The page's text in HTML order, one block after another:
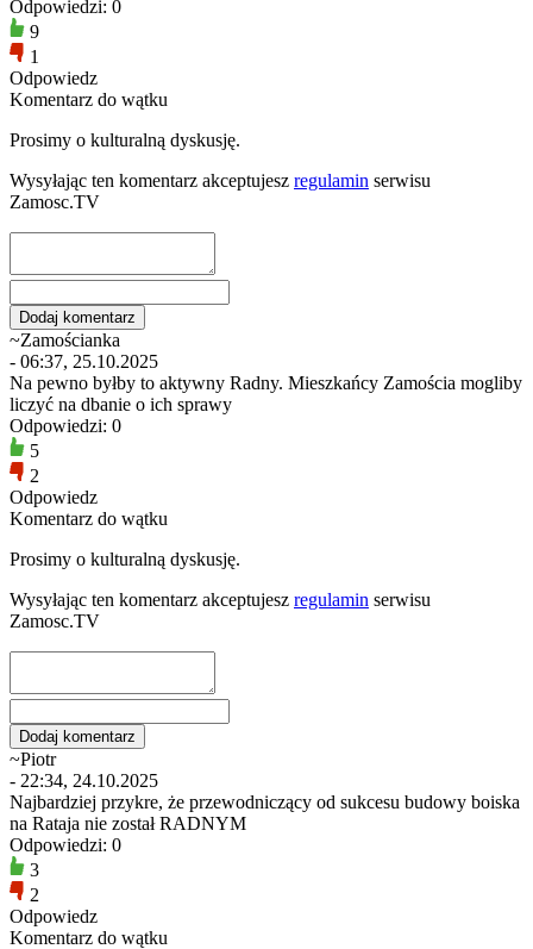
Odpowiedzi: 0
9
1
Odpowiedz
Komentarz do wątku
Prosimy o kulturalną dyskusję.
Wysyłając ten komentarz akceptujesz regulamin serwisu
Zamosc.TV
~Zamościanka
- 06:37, 25.10.2025
Na pewno byłby to aktywny Radny. Mieszkańcy Zamościa mogliby
liczyć na dbanie o ich sprawy
Odpowiedzi: 0
5
2
Odpowiedz
Komentarz do wątku
Prosimy o kulturalną dyskusję.
Wysyłając ten komentarz akceptujesz regulamin serwisu
Zamosc.TV
~Piotr
- 22:34, 24.10.2025
Najbardziej przykre, że przewodniczący od sukcesu budowy boiska
na Rataja nie został RADNYM
Odpowiedzi: 0
3
2
Odpowiedz
Komentarz do wątku